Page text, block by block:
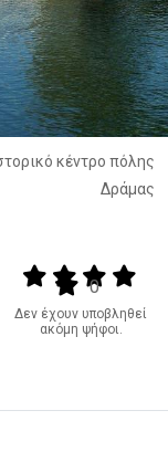
κέντρο πόλης
Δράμας
Output format
(star)(star)(star)
(star)
0
Δεν έχουν υποβληθεί
ακόμη ψήφοι.